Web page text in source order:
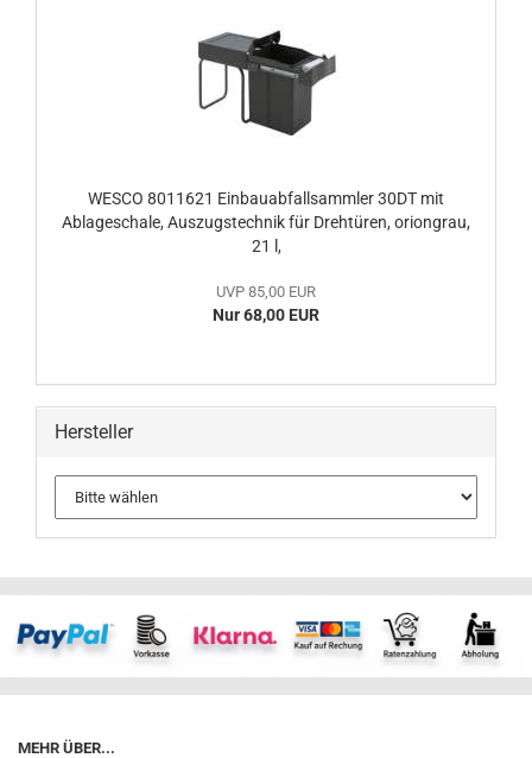
WESCO 8011621 Einbauabfallsammler 30DT mit
Ablageschale, Auszugstechnik für Drehtüren, oriongrau,
21 l,
UVP 85,00 EUR
Nur 68,00 EUR
Hersteller
MEHR ÜBER...